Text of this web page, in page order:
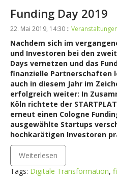
Funding Day 2019
22. Mai 2019, 14:30 :: Veranstaltungen
Nachdem sich im
und Investoren bei den
Days vernetzen und das
finanzielle Partnerschaften
auch in diesem Jahr im
erfolgreich weiter: In
Köln richtete der
erneut einen Cologne
ausgewählte Startups
hochkarätigen Investoren
Weiterlesen
Tags: Digitale Transformation,